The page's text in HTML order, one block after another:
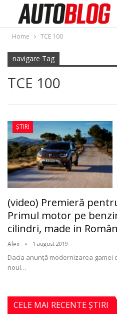
Home TCE 100
navigare Tag
TCE 100
ȘTIRI
(video) Premieră
Primul motor pe
cilindri, made in
Alex 1 august 2019
Dacia anunţă modernizarea
noul…
CELE MAI RECENTE ȘTIRI